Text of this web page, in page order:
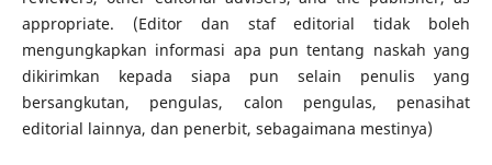
appropriate. (Editor dan staf editorial tidak boleh
mengungkapkan informasi apa pun tentang naskah yang
dikirimkan kepada siapa pun selain penulis yang
bersangkutan, pengulas, calon pengulas, penasihat
editorial lainnya, dan penerbit, sebagaimana mestinya)